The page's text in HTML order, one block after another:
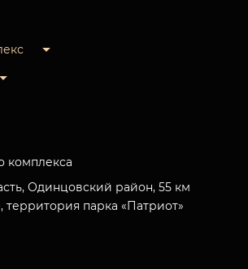
комплекса
Одинцовский район, 55 км
парка «Патриот»